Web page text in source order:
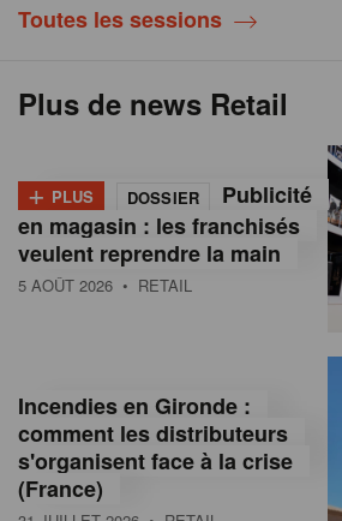
Toutes les sessions
Plus de news Retail
+ PLUS DOSSIER
Publicité
en magasin : les franchisés
veulent reprendre la main
5 AOÛT 2026 • RETAIL
Incendies en Gironde :
comment les distributeurs
s'organisent face à la crise
(France)